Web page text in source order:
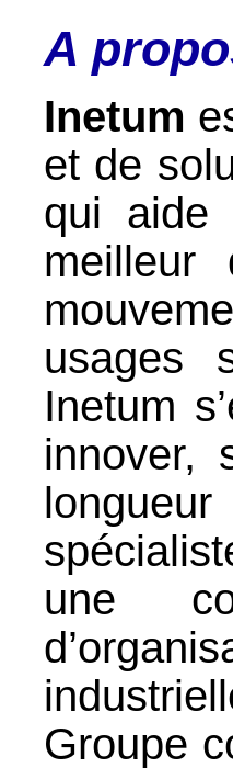
A
Inetum
et de
qui aide
usages
Inetum
innover,
une
Groupe